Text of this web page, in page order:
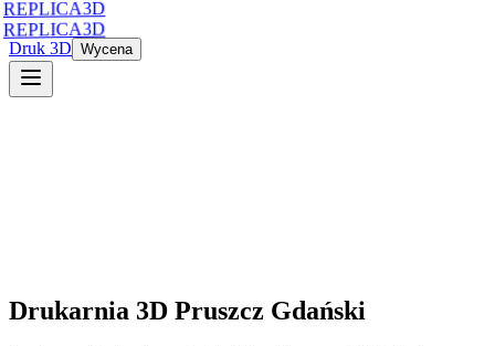
REPLICA3D
REPLICA3D
Druk 3D Wycena
Drukarnia 3D Pruszcz Gdański